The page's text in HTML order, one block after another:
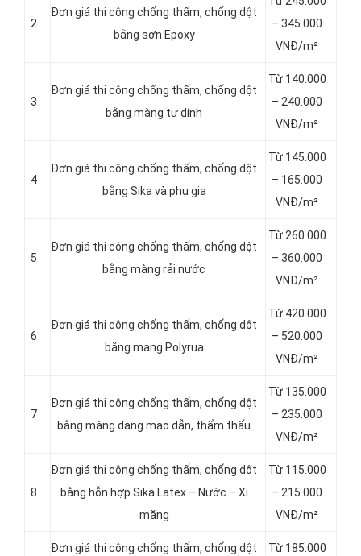
2
Đơn giá thi công chống thấm, chống dột
bằng sơn Epoxy
– 345.000
VNĐ/m²
3
Đơn giá thi công chống thấm, chống dột
bằng màng tự dính
Từ 140.000
– 240.000
VNĐ/m²
4
Đơn giá thi công chống thấm, chống dột
bằng Sika và phụ gia
Từ 145.000
– 165.000
VNĐ/m²
5
Đơn giá thi công chống thấm, chống dột
bằng màng rải nước
Từ 260.000
– 360.000
VNĐ/m²
6
Đơn giá thi công chống thấm, chống dột
bằng mang Polyrua
Từ 420.000
– 520.000
VNĐ/m²
7
Đơn giá thi công chống thấm, chống dột
bằng màng dạng mao dẫn, thẩm thấu
Từ 135.000
– 235.000
VNĐ/m²
8
Đơn giá thi công chống thấm, chống dột
bằng hỗn hợp Sika Latex – Nước – Xi
măng
Từ 115.000
– 215.000
VNĐ/m²
Đơn giá thi công chống thấm, chống dột
Từ 185.000